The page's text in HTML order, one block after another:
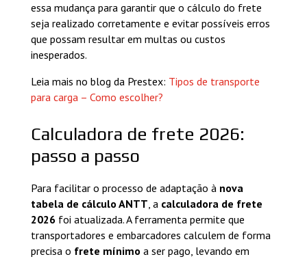
essa mudança para garantir que o cálculo do frete
seja realizado corretamente e evitar possíveis erros
que possam resultar em multas ou custos
inesperados.
Leia mais no blog da Prestex: Tipos de transporte
para carga – Como escolher?
Calculadora de frete 2026:
passo a passo
Para facilitar o processo de adaptação à nova
tabela de cálculo ANTT, a calculadora de frete
2026foi atualizada. A ferramenta permite que
transportadores e embarcadores calculem de forma
precisa o frete mínimo a ser pago, levando em